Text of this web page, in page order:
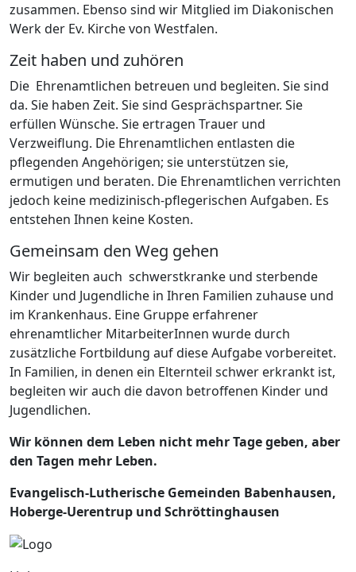
zusammen. Ebenso sind wir Mitglied im Diakonischen
Werk der Ev. Kirche von Westfalen.
Zeit haben und zuhören
Die Ehrenamtlichen betreuen und begleiten. Sie sind
da. Sie haben Zeit. Sie sind Gesprächspartner. Sie
erfüllen Wünsche. Sie ertragen Trauer und
Verzweiflung. Die Ehrenamtlichen entlasten die
pflegenden Angehörigen; sie unterstützen sie,
ermutigen und beraten. Die Ehrenamtlichen verrichten
jedoch keine medizinisch-pflegerischen Aufgaben. Es
entstehen Ihnen keine Kosten.
Gemeinsam den Weg gehen
Wir begleiten auch schwerstkranke und sterbende
Kinder und Jugendliche in Ihren Familien zuhause und
im Krankenhaus. Eine Gruppe erfahrener
ehrenamtlicher MitarbeiterInnen wurde durch
zusätzliche Fortbildung auf diese Aufgabe vorbereitet.
In Familien, in denen ein Elternteil schwer erkrankt ist,
begleiten wir auch die davon betroffenen Kinder und
Jugendlichen.
Wir können dem Leben nicht mehr Tage geben, aber
den Tagen mehr Leben.
Evangelisch-Lutherische Gemeinden Babenhausen,
Hoberge-Uerentrup und Schröttinghausen